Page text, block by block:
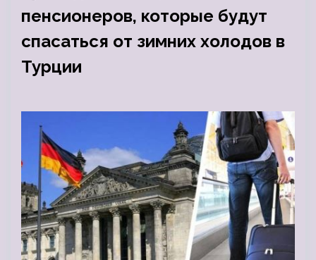
пенсионеров, которые будут
спасаться от зимних холодов в
Турции